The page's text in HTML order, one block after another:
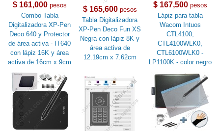
$ 161,000pesos
Combo Tabla
Digitalizadora XP-Pen
Deco 640 y Protector
de área activa - IT640
con lápiz 16K y área
activa de 16cm x 9cm
$ 165,600pesos
Tabla Digitalizadora
XP-Pen Deco Fun XS
Negra con lápiz 8K y
área activa de
12.19cm x 7.62cm
$ 167,500pesos
Lápiz para tabla
Wacom Intuos
CTL4100,
CTL4100WLK0,
CTL6100WLK0 -
LP1100K - color negro